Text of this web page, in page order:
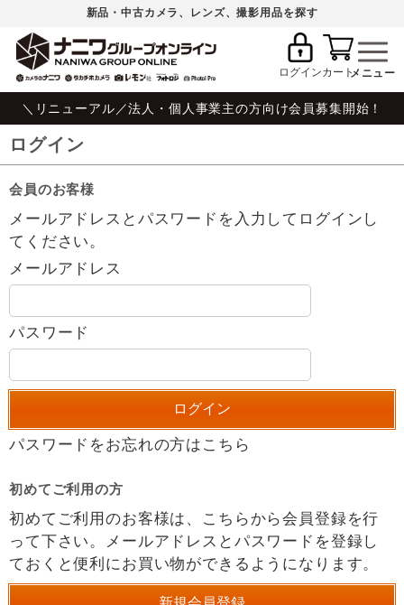
新品・中古カメラ、レンズ、撮影用品を探す
ログインカート
＼リニューアル／法人・個人事業主の方向け会員募集開始！
ログイン
会員のお客様
メールアドレスとパスワードを入力してログインし
てください。
メールアドレス
パスワード
パスワードをお忘れの方はこちら
初めてご利用の方
初めてご利用のお客様は、こちらから会員登録を行
って下さい。メールアドレスとパスワードを登録し
ておくと便利にお買い物ができるようになります。